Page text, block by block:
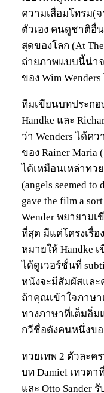
ความเสื่อมโทรม(
ตัวเอง คนดูชาติอื่
สุดของโลก (At
ถ่ายภาพแบบนี้น่า
ของ Wim
ทีมเขียนบทประกอ
Handke และ
ว่า Wenders ได้ค
ของ Rainer
ได้เหมือนเหล่าทว
(angels seemed to
gave the film a
Wender พยายาม
ที่สุด มีแค่โครงเรื่
หมายให้ Handke
ได้ดูเวอร์ชั่นที่
หนังจะมีสัมผัสและ
ถ้าคุณเข้าใจภาษา
ทางภาษาที่เต็มอิ่ม
กวีชื่อดังคนหนึ่งขอ
ทวยเทพ 2 ตัวละค
บท Damiel เทวด
และ Otto Sander